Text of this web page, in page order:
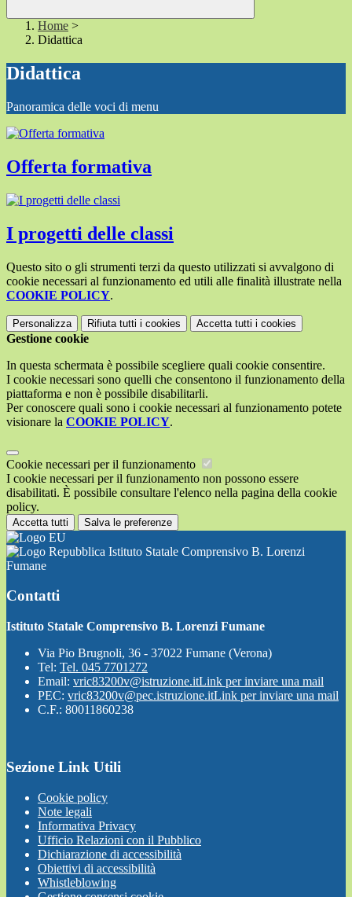
Home >
Didattica
Didattica
Panoramica delle voci di menu
Offerta formativa
I progetti delle classi
Questo sito o gli strumenti terzi da questo utilizzati si avvalgono di
cookie necessari al funzionamento ed utili alle finalità illustrate nella
COOKIE POLICY.
Personalizza Rifiuta tutti i cookies Accetta tutti i cookies
Gestione cookie
In questa schermata è possibile scegliere quali cookie consentire.
I cookie necessari sono quelli che consentono il funzionamento della
piattaforma e non è possibile disabilitarli.
Per conoscere quali sono i cookie necessari al funzionamento potete
visionare la COOKIE POLICY.
Cookie necessari per il funzionamento
I cookie necessari per il funzionamento non possono essere
disabilitati. È possibile consultare l'elenco nella pagina della cookie
policy.
Accetta tutti Salva le preferenze
Istituto Statale Comprensivo B. Lorenzi
Fumane
Contatti
Istituto Statale Comprensivo B. Lorenzi Fumane
Via Pio Brugnoli, 36 - 37022 Fumane (Verona)
Tel: Tel. 045 7701272
Email: vric83200v@istruzione.itLink per inviare una mail
PEC: vric83200v@pec.istruzione.itLink per inviare una mail
C.F.: 80011860238
Sezione Link Utili
Cookie policy
Note legali
Informativa Privacy
Ufficio Relazioni con il Pubblico
Dichiarazione di accessibilità
Obiettivi di accessibilità
Whistleblowing